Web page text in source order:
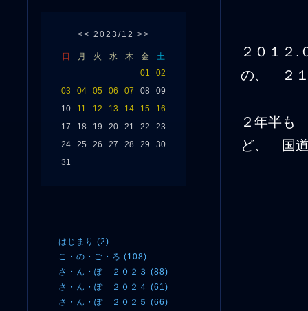
<< 2023/12 >>
日 月 火 水 木 金
土
01
02
03
04 05 06 07 08
09
10
11 12 13 14 15
16
17
18 19 20 21 22
23
24
25 26 27 28 29
30
31
はじまり (2)
こ・の・ご・ろ (108)
さ・ん・ぽ ２０２３ (88)
さ・ん・ぽ ２０２４ (61)
さ・ん・ぽ ２０２５ (66)
２０１２
の、 ２
２年半
ど、 国